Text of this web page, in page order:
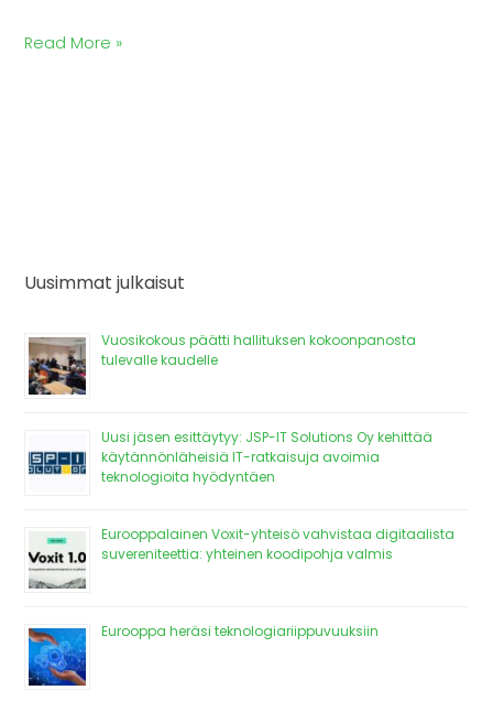
Read More »
Uusimmat julkaisut
Vuosikokous päätti hallituksen kokoonpanosta
tulevalle kaudelle
Uusi jäsen esittäytyy: JSP-IT Solutions Oy kehittää
käytännönläheisiä IT-ratkaisuja avoimia
teknologioita hyödyntäen
Eurooppalainen Voxit-yhteisö vahvistaa digitaalista
suvereniteettia: yhteinen koodipohja valmis
Eurooppa heräsi teknologiariippuvuuksiin